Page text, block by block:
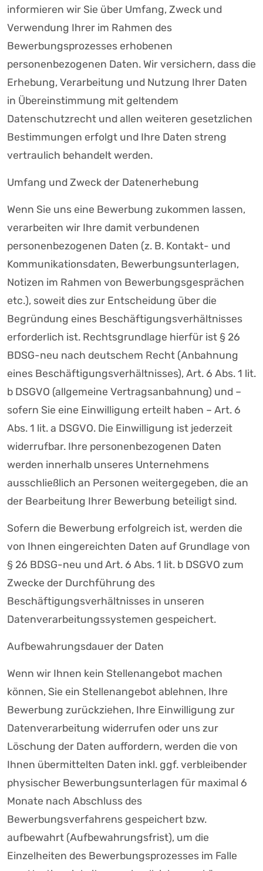
informieren wir Sie über Umfang, Zweck und
Verwendung Ihrer im Rahmen des
Bewerbungsprozesses erhobenen
personenbezogenen Daten. Wir versichern, dass die
Erhebung, Verarbeitung und Nutzung Ihrer Daten
in Übereinstimmung mit geltendem
Datenschutzrecht und allen weiteren gesetzlichen
Bestimmungen erfolgt und Ihre Daten streng
vertraulich behandelt werden.
Umfang und Zweck der Datenerhebung
Wenn Sie uns eine Bewerbung zukommen lassen,
verarbeiten wir Ihre damit verbundenen
personenbezogenen Daten (z. B. Kontakt- und
Kommunikationsdaten, Bewerbungsunterlagen,
Notizen im Rahmen von Bewerbungsgesprächen
etc.), soweit dies zur Entscheidung über die
Begründung eines Beschäftigungsverhältnisses
erforderlich ist. Rechtsgrundlage hierfür ist § 26
BDSG-neu nach deutschem Recht (Anbahnung
eines Beschäftigungsverhältnisses), Art. 6 Abs. 1 lit.
b DSGVO (allgemeine Vertragsanbahnung) und –
sofern Sie eine Einwilligung erteilt haben – Art. 6
Abs. 1 lit. a DSGVO. Die Einwilligung ist jederzeit
widerrufbar. Ihre personenbezogenen Daten
werden innerhalb unseres Unternehmens
ausschließlich an Personen weitergegeben, die an
der Bearbeitung Ihrer Bewerbung beteiligt sind.
Sofern die Bewerbung erfolgreich ist, werden die
von Ihnen eingereichten Daten auf Grundlage von
§ 26 BDSG-neu und Art. 6 Abs. 1 lit. b DSGVO zum
Zwecke der Durchführung des
Beschäftigungsverhältnisses in unseren
Datenverarbeitungssystemen gespeichert.
Aufbewahrungsdauer der Daten
Wenn wir Ihnen kein Stellenangebot machen
können, Sie ein Stellenangebot ablehnen, Ihre
Bewerbung zurückziehen, Ihre Einwilligung zur
Datenverarbeitung widerrufen oder uns zur
Löschung der Daten auffordern, werden die von
Ihnen übermittelten Daten inkl. ggf. verbleibender
physischer Bewerbungsunterlagen für maximal 6
Monate nach Abschluss des
Bewerbungsverfahrens gespeichert bzw.
aufbewahrt (Aufbewahrungsfrist), um die
Einzelheiten des Bewerbungsprozesses im Falle